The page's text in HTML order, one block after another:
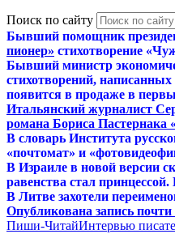
Поиск по сайту
Бывший помощник
пионер» стихотворение
Бывший министр
стихотворений,
появится в продаже в
Итальянский журналист
романа Бориса Пастернака
В словарь Института
«почтомат» и
В Израиле в новой версии
равенства стал
В Литве захотели
Опубликована запись
Пиши-ЧитайИнтервью